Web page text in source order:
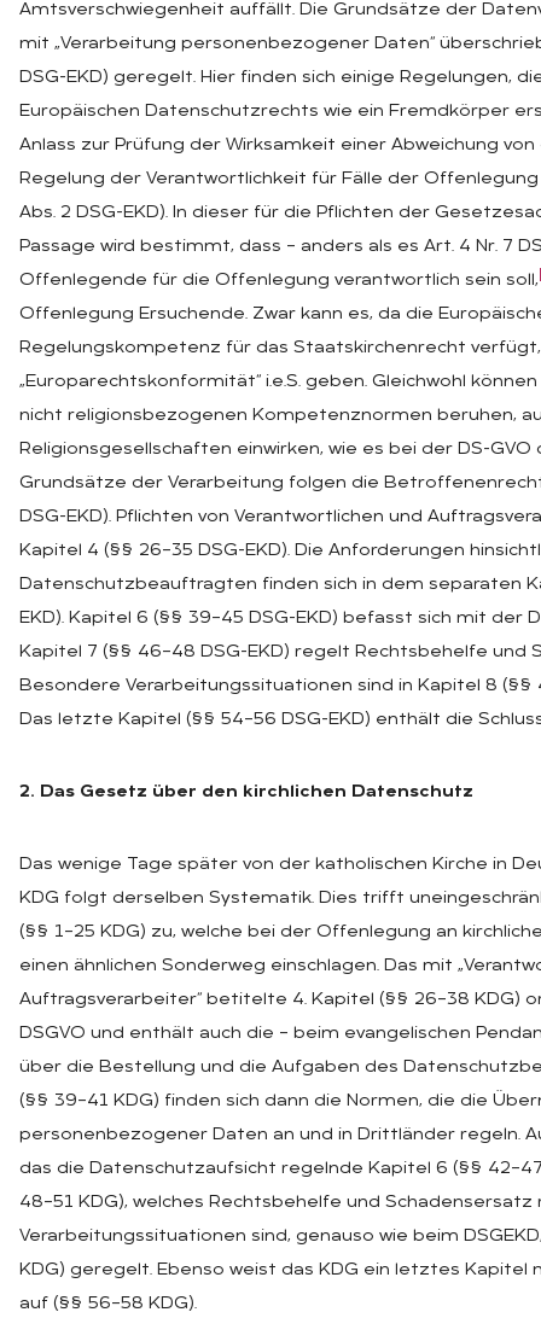
Amtsverschwiegenheit auffällt. Die Grundsätze der
mit „Verarbeitung personenbezogener Daten“
DSG-EKD) geregelt. Hier finden sich einige Regelungen,
Europäischen Datenschutzrechts wie ein Fremdkörper
Anlass zur Prüfung der Wirksamkeit einer Abweichung
Regelung der Verantwortlichkeit für Fälle der
Abs. 2 DSG-EKD). In dieser für die Pflichten der
Passage wird bestimmt, dass – anders als es Art. 4 Nr. 7
Offenlegende für die Offenlegung verantwortlich sein soll,
Offenlegung Ersuchende. Zwar kann es, da die
Regelungskompetenz für das Staatskirchenrecht
„Europarechtskonformität“ i.e.S. geben. Gleichwohl
nicht religionsbezogenen Kompetenznormen beruhen,
Religionsgesellschaften einwirken, wie es bei der DS-GVO
Grundsätze der Verarbeitung folgen die
DSG-EKD). Pflichten von Verantwortlichen und
Kapitel 4 (§§ 26–35 DSG-EKD). Die Anforderungen
Datenschutzbeauftragten finden sich in dem separaten
EKD). Kapitel 6 (§§ 39–45 DSG-EKD) befasst sich mit der
Kapitel 7 (§§ 46–48 DSG-EKD) regelt Rechtsbehelfe und
Besondere Verarbeitungssituationen sind in Kapitel 8 (§§
Das letzte Kapitel (§§ 54–56 DSG-EKD) enthält die
2. Das Gesetz über den kirchlichen Datenschutz
Das wenige Tage später von der katholischen Kirche in
KDG folgt derselben Systematik. Dies trifft
(§§ 1–25 KDG) zu, welche bei der Offenlegung an
einen ähnlichen Sonderweg einschlagen. Das mit
Auftragsverarbeiter“ betitelte 4. Kapitel (§§ 26–38 KDG)
DSGVO und enthält auch die – beim evangelischen
über die Bestellung und die Aufgaben des
(§§ 39–41 KDG) finden sich dann die Normen, die die
personenbezogener Daten an und in Drittländer regeln.
das die Datenschutzaufsicht regelnde Kapitel 6 (§§
48–51 KDG), welches Rechtsbehelfe und
Verarbeitungssituationen sind, genauso wie beim
KDG) geregelt. Ebenso weist das KDG ein letztes Kapitel
auf (§§ 56–58 KDG).